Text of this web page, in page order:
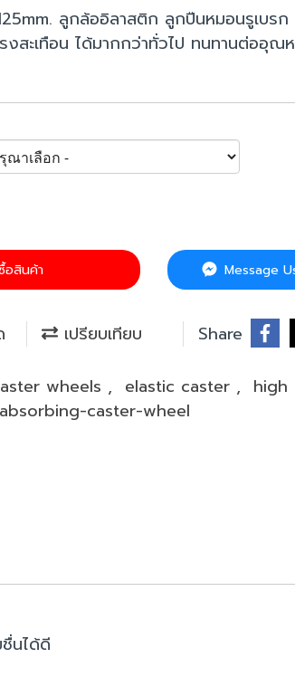
ลูกล้ออิลาสติก ลูกปืนหมอนรูเบร
งสะเทือน ได้มากกว่าทั่วไป ทนทานต่ออุ
อสินค้า Message
เปรียบเทียบ Share
wheels , elastic caster , high
caster-wheel
นได้ดี